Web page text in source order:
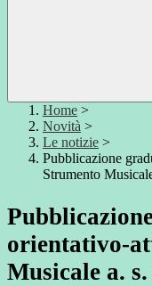
Home >
Novità >
Le notizie >
Pubblicazione
Strumento
orientativo-
Musicale a.